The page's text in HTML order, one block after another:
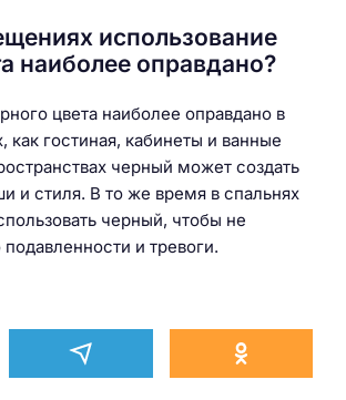
использование
наиболее оправдано?
цвета наиболее оправдано в
как гостиная, кабинеты и ванные
черный может создать
и стиля. В то же время в спальнях
черный, чтобы не
подавленности и тревоги.